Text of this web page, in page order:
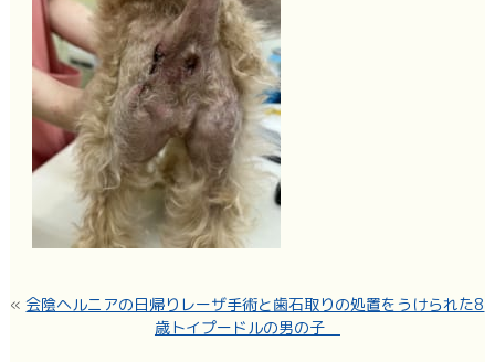
«会陰ヘルニアの日帰りレーザ手術と歯石取りの処置をうけられた8
歳トイプードルの男の子